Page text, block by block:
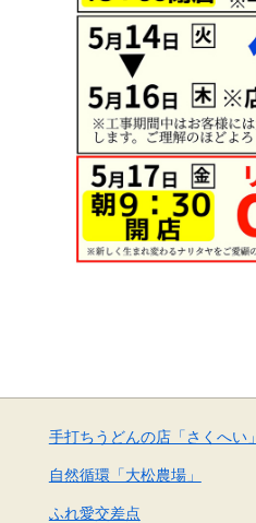
手打ちうどんの店「さくへい」
自然循環「大松農場」
ふれ愛交差点